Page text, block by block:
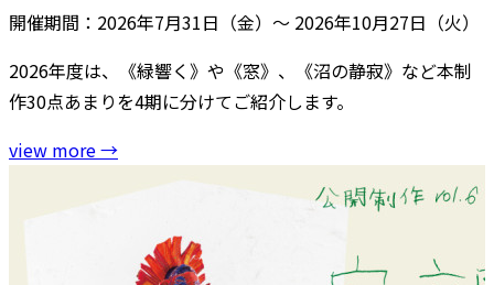
開催期間：2026年7月31日（金）～ 2026年10月27日（火）
2026年度は、《緑響く》や《窓》、《沼の静寂》など本制
作30点あまりを4期に分けてご紹介します。
view more→